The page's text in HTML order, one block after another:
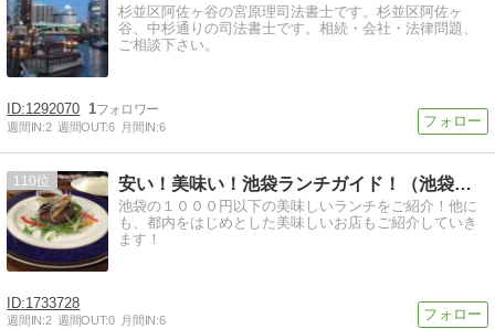
杉並区阿佐ヶ谷の宮原理司法書士です。杉並区阿佐ヶ
谷、中杉通りの司法書士です。相続・会社・法律問題、
ご相談下さい。
1292070 1
週間IN:2 週間OUT:6 月間IN:6
110 安い！美味い！池袋ランチガイド！（池袋以外も。笑)
池袋の１０００円以下の美味しいランチをご紹介！他に
も、都内をはじめとした美味しいお店もご紹介していき
ます！
1733728
週間IN:2 週間OUT:0 月間IN:6